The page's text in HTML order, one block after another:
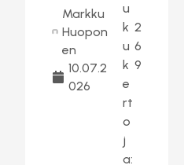
Markku
Huopon
en
10.07.2
026
u
k
u
k
e
rt
o
j
a:
2
6
9